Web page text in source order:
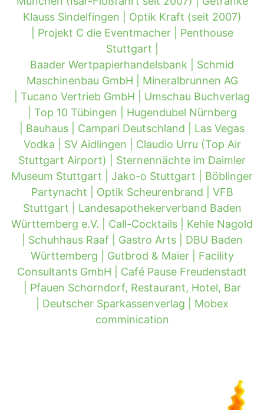
Klauss Sindelfingen | Optik Kraft (seit 2007)
Projekt C die Eventmacher | Penthouse
Stuttgart |
Baader Wertpapierhandelsbank | Schmid
Maschinenbau GmbH | Mineralbrunnen AG
Tucano Vertrieb GmbH | Umschau Buchverlag
Top 10 Tübingen | Hugendubel Nürnberg
Bauhaus | Campari Deutschland | Las Vegas
Vodka | SV Aidlingen | Claudio Urru (Top Air
Stuttgart Airport) | Sternennächte im Daimler
Museum Stuttgart | Jako-o Stuttgart | Böblinger
Partynacht | Optik Scheurenbrand | VFB
Stuttgart | Landesapothekerverband Baden
Württemberg e.V. | Call-Cocktails | Kehle Nagold
Schuhhaus Raaf | Gastro Arts | DBU Baden
Württemberg | Gutbrod & Maier | Facility
Consultants GmbH | Café Pause Freudenstadt
Pfauen Schorndorf, Restaurant, Hotel, Bar
Deutscher Sparkassenverlag | Mobex
comminication